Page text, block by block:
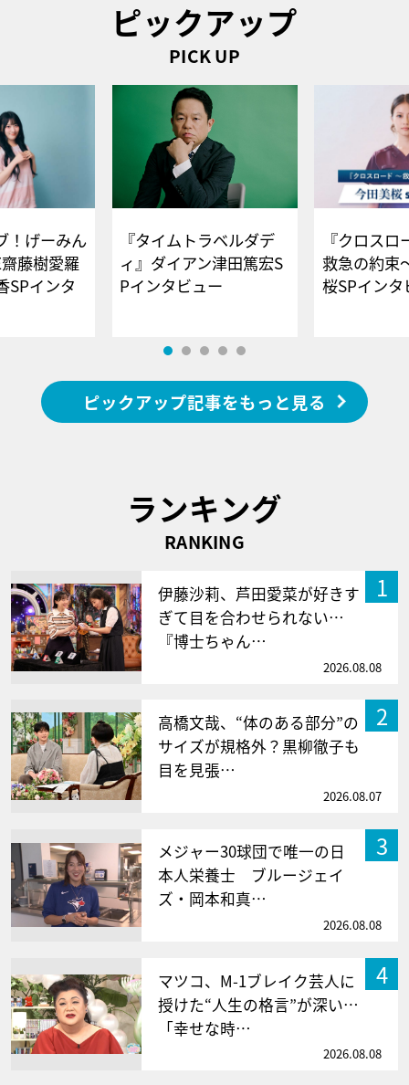
ピックアップ
PICK UP
！げーみん
藤樹愛羅
SPインタ
『タイムトラベルダデ
ィ』ダイアン津田篤宏S
Pインタビュー
『クロス
救急の約束
桜SPイ
ピックアップ記事をもっと見る
ランキング
RANKING
1
伊藤沙莉、芦田愛菜が好きす
ぎて目を合わせられない…
『博士ちゃん…
2026.08.08
2
高橋文哉、“体のある部分”の
サイズが規格外？黒柳徹子も
目を見張…
2026.08.07
3
メジャー30球団で唯一の日
本人栄養士 ブルージェイ
ズ・岡本和真…
2026.08.08
4
マツコ、M-1ブレイク芸人に
授けた“人生の格言”が深い…
「幸せな時…
2026.08.08